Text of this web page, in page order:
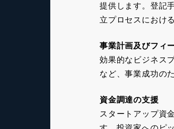
提供します。登記
立プロセスにおけ
事業計画及びフィ
効果的なビジネス
など、事業成功の
資金調達の支援
スタートアップ資